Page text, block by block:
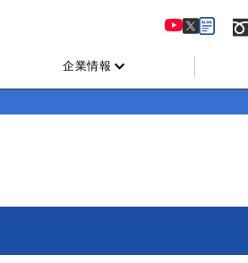
企業情報